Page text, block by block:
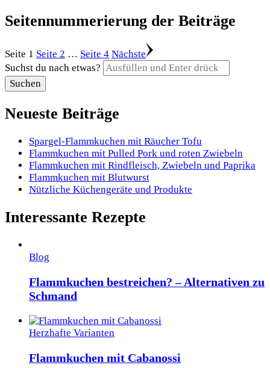
Seitennummerierung der Beiträge
Seite 1 Seite 2 … Seite 4 Nächste
Suchst du nach etwas?
Neueste Beiträge
Spargel-Flammkuchen mit Räucher Tofu
Flammkuchen mit Pulled Pork und roten Zwiebeln
Flammkuchen mit Rindfleisch, Zwiebeln und Paprika
Flammkuchen mit Blutwurst
Nützliche Küchengeräte und Produkte
Interessante Rezepte
Blog
Flammkuchen bestreichen? – Alternativen zu
Schmand
Herzhafte Varianten
Flammkuchen mit Cabanossi